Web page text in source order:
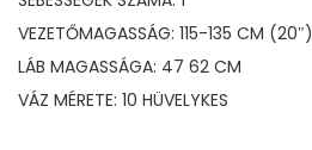
VEZETŐMAGASSÁG: 115-135 CM (20″)
LÁB MAGASSÁGA: 47 62 CM
VÁZ MÉRETE: 10 HÜVELYKES